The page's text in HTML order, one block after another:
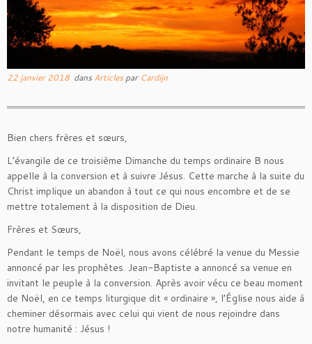
22 janvier 2018 dans Articles par Cardijn
Bien chers frères et sœurs,
L’évangile de ce troisième Dimanche du temps ordinaire B nous
appelle à la conversion et à suivre Jésus. Cette marche à la suite du
Christ implique un abandon à tout ce qui nous encombre et de se
mettre totalement à la disposition de Dieu.
Frères et Sœurs,
Pendant le temps de Noël, nous avons célébré la venue du Messie
annoncé par les prophètes. Jean-Baptiste a annoncé sa venue en
invitant le peuple à la conversion. Après avoir vécu ce beau moment
de Noël, en ce temps liturgique dit « ordinaire », l’Église nous aide à
cheminer désormais avec celui qui vient de nous rejoindre dans
notre humanité : Jésus !